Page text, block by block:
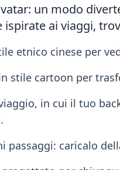
un modo
ispirate ai viaggi,
etnico cinese per
stile cartoon per
in cui il tuo
passaggi: caricalo